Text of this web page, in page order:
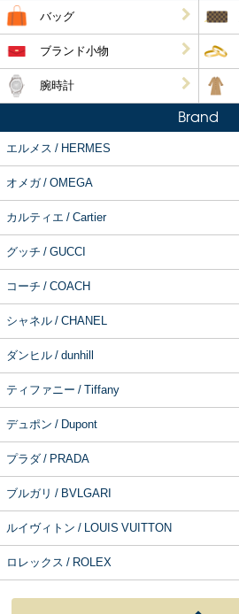
バッグ
ブランド小物
腕時計
Brand
エルメス / HERMES
オメガ / OMEGA
カルティエ / Cartier
グッチ / GUCCI
コーチ / COACH
シャネル / CHANEL
ダンヒル / dunhill
ティファニー / Tiffany
デュポン / Dupont
プラダ / PRADA
ブルガリ / BVLGARI
ルイヴィトン / LOUIS VUITTON
ロレックス / ROLEX